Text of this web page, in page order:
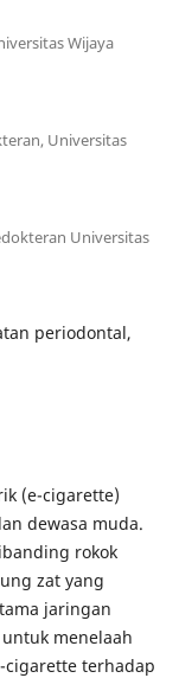
Wijaya
Universitas
Universitas
periodontal,
(e-cigarette)
dewasa muda.
rokok
zat yang
jaringan
menelaah
cigarette terhadap